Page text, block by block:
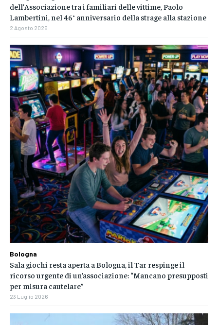
dell’Associazione tra i familiari delle vittime, Paolo
Lambertini, nel 46° anniversario della strage alla stazione
2 Agosto 2026
Bologna
Sala giochi resta aperta a Bologna, il Tar respinge il
ricorso urgente di un’associazione: “Mancano presupposti
per misura cautelare”
23 Luglio 2026